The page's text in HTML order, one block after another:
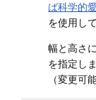
ば科学的
を使用し
幅と高さ
を指定し
（変更可能